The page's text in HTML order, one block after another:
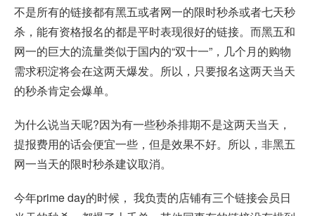
不是所有的链接都有黑五或者网一的限时秒杀或者七天秒
杀，能有资格报名的都是平时表现很好的链接。而黑五和
网一的巨大的流量类似于国内的“双十一”，几个月的购物
需求积淀将会在这两天爆发。所以，只要报名这两天当天
的秒杀肯定会爆单。
为什么说当天呢?因为有一些秒杀排期不是这两天当天，
提报费用的话会便宜一些，但是效果不好。所以，非黑五
网一当天的限时秒杀建议取消。
今年prime day的时候， 我负责的店铺有三个链接会员日